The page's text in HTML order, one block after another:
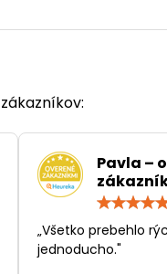
Pavla –
„Všetko prebehlo
jednoducho."